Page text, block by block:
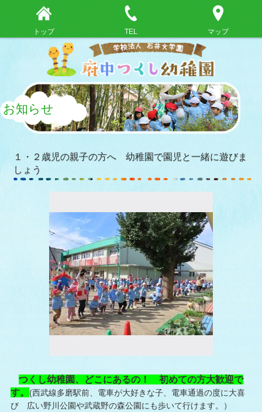
トップ TEL マップ
お知らせ
１・２歳児の親子の方へ 幼稚園で園児と一緒に遊びま
しょう
つくし幼稚園、どこにあるの！ 初めての方大歓迎で
す。 (西武線多磨駅前、電車が大好きな子、電車通過の度に大喜
び 広い野川公園や武蔵野の森公園にも歩いて行けます。）